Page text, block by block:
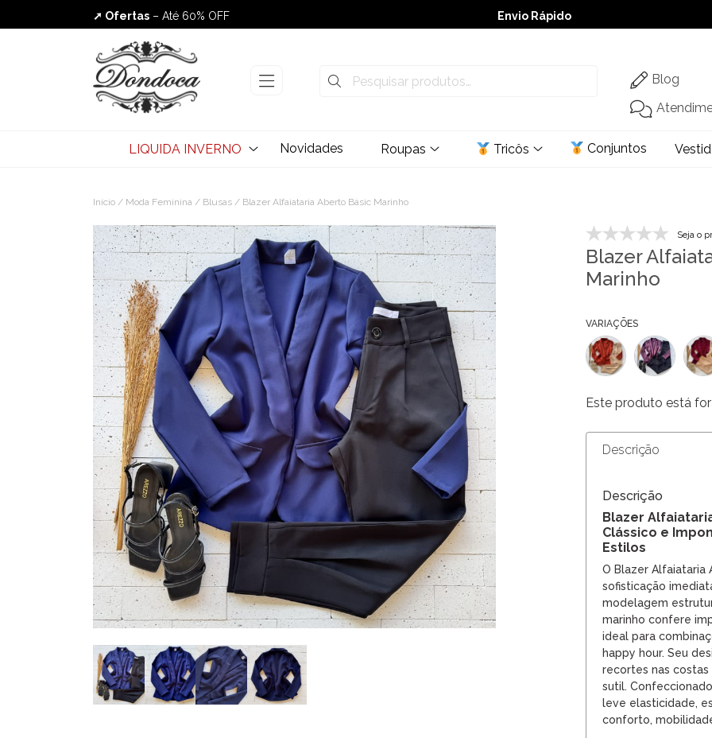
➚ Ofertas – Até 60% OFF
Envio Rápido
Envio Rápido
➚ Ofertas– Até 60% OFF
Blog
LIQUIDA INVERNO Novidades Roupas Tricôs Conjuntos
Início / Moda Feminina / Blusas / Blazer Alfaiataria Aberto Básic Marinho
Seja o
Blazer
Marinho
VARIAÇÕES
Este produto está
Descrição
Descrição
Blazer
Clássico e
Estilos
O Blazer Alfaiataria
sofisticação
modelagem
marinho confere
ideal para
happy hour. Seu
recortes nas
sutil.
leve elasticidade,
conforto,